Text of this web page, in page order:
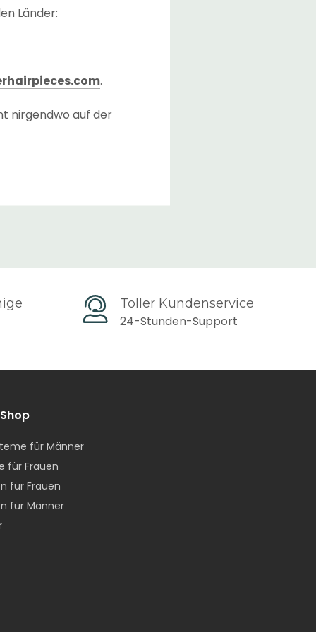
Länder:
.
nirgendwo auf der
Die Lieferzeit kann
Toller Kundenservice
24-Stunden-Support
für Männer
für Frauen
für Frauen
für Männer